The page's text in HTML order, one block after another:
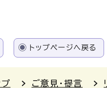
トップページへ戻る
プ ご意見・提言